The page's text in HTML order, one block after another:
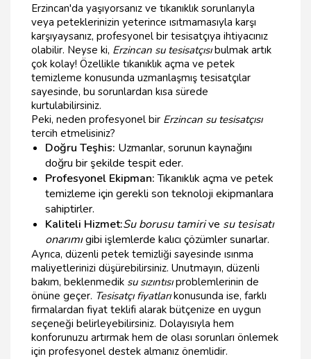
Erzincan'da yaşıyorsanız ve tıkanıklık sorunlarıyla
veya peteklerinizin yeterince ısıtmamasıyla karşı
karşıyaysanız, profesyonel bir tesisatçıya ihtiyacınız
olabilir. Neyse ki, Erzincan su tesisatçısıbulmak artık
çok kolay! Özellikle tıkanıklık açma ve petek
temizleme konusunda uzmanlaşmış tesisatçılar
sayesinde, bu sorunlardan kısa sürede
kurtulabilirsiniz.
Peki, neden profesyonel bir Erzincan su tesisatçısı
tercih etmelisiniz?
Doğru Teşhis: Uzmanlar, sorunun kaynağını
doğru bir şekilde tespit eder.
Profesyonel Ekipman:Tıkanıklık açma ve petek
temizleme için gerekli son teknoloji ekipmanlara
sahiptirler.
Kaliteli Hizmet:Su borusu tamirive su tesisatı
onarımıgibi işlemlerde kalıcı çözümler sunarlar.
Ayrıca, düzenli petek temizliği sayesinde ısınma
maliyetlerinizi düşürebilirsiniz. Unutmayın, düzenli
bakım, beklenmedik su sızıntısıproblemlerinin de
önüne geçer. Tesisatçı fiyatlarıkonusunda ise, farklı
firmalardan fiyat teklifi alarak bütçenize en uygun
seçeneği belirleyebilirsiniz. Dolayısıyla hem
konforunuzu artırmak hem de olası sorunları önlemek
için profesyonel destek almanız önemlidir.